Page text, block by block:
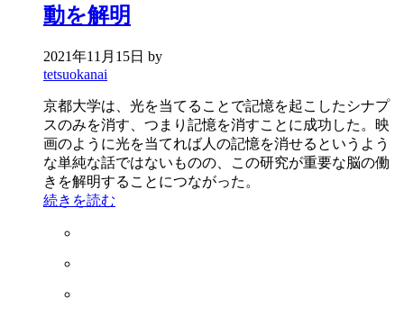
動を解明
2021年11月15日 by
tetsuokanai
京都大学は、光を当てることで記憶を起こしたシナプ
スのみを消す、つまり記憶を消すことに成功した。映
画のように光を当てれば人の記憶を消せるというよう
な単純な話ではないものの、この研究が重要な脳の働
きを解明することにつながった。
続きを読む